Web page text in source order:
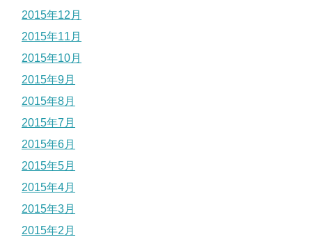
2015年12月
2015年11月
2015年10月
2015年9月
2015年8月
2015年7月
2015年6月
2015年5月
2015年4月
2015年3月
2015年2月